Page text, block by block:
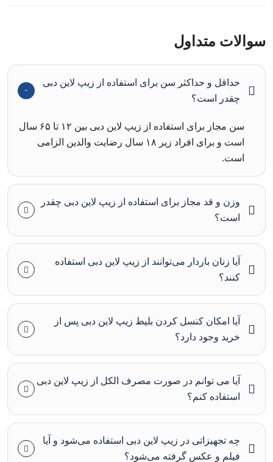
سوالات متداول
حداقل و حداکثر سن برای استفاده از زیپ لاین دبی
چقدر است؟
سن مجاز برای استفاده از زیپ لاین دبی بین ۱۲ تا ۶۵ سال
است و برای افراد زیر ۱۸ سال رضایت والدین الزامی
است.
وزن و قد مجاز برای استفاده از زیپ لاین دبی چقدر
است؟
آیا زنان باردار می‌توانند از زیپ لاین دبی استفاده
کنند؟
آیا امکان کنسل کردن بلیط زیپ لاین دبی پس از
خرید وجود دارد؟
آیا می‌ توانم در صورت مصرف الکل از زیپ لاین دبی
استفاده کنم؟
چه تجهیزاتی در زیپ لاین دبی استفاده می‌شود و آیا
فیلم و عکس گرفته می‌شود؟